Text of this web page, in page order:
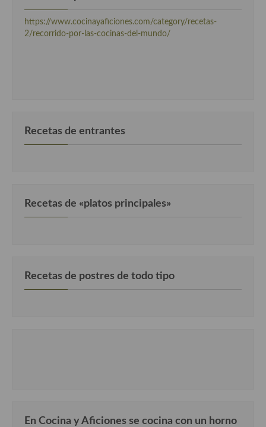
https://www.cocinayaficiones.com/category/recetas-
2/recorrido-por-las-cocinas-del-mundo/
Recetas de entrantes
Recetas de «platos principales»
Recetas de postres de todo tipo
En Cocina y Aficiones se cocina con un horno